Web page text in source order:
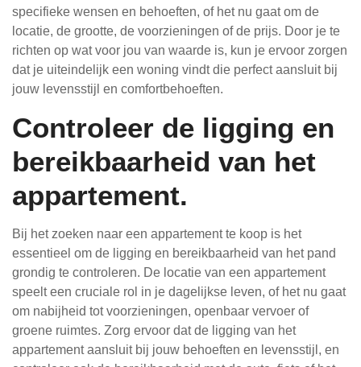
specifieke wensen en behoeften, of het nu gaat om de
locatie, de grootte, de voorzieningen of de prijs. Door je te
richten op wat voor jou van waarde is, kun je ervoor zorgen
dat je uiteindelijk een woning vindt die perfect aansluit bij
jouw levensstijl en comfortbehoeften.
Controleer de ligging en
bereikbaarheid van het
appartement.
Bij het zoeken naar een appartement te koop is het
essentieel om de ligging en bereikbaarheid van het pand
grondig te controleren. De locatie van een appartement
speelt een cruciale rol in je dagelijkse leven, of het nu gaat
om nabijheid tot voorzieningen, openbaar vervoer of
groene ruimtes. Zorg ervoor dat de ligging van het
appartement aansluit bij jouw behoeften en levensstijl, en